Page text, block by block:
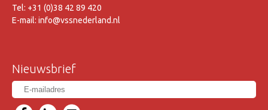
Tel: +31 (0)38 42 89 420
E-mail: info@vssnederland.nl
Nieuwsbrief